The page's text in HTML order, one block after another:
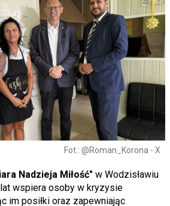
Fot.: @Roman_Korona - X
Nadzieja Miłość" w Wodzisławiu
wspiera osoby w kryzysie
im posiłki oraz zapewniając